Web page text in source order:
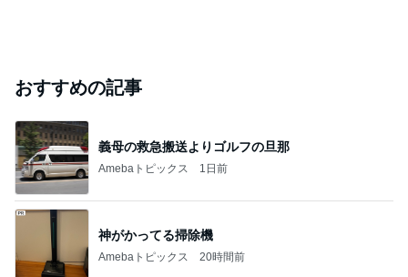
おすすめの記事
義母の救急搬送よりゴルフの旦那
Amebaトピックス 1日前
神がかってる掃除機
Amebaトピックス 20時間前